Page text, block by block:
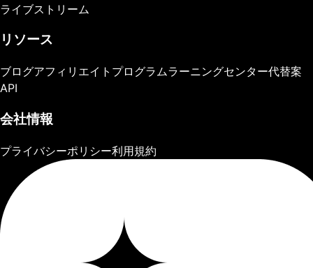
ライブストリーム
リソース
ブログアフィリエイトプログラムラーニングセンター代替案
API
会社情報
プライバシーポリシー利用規約